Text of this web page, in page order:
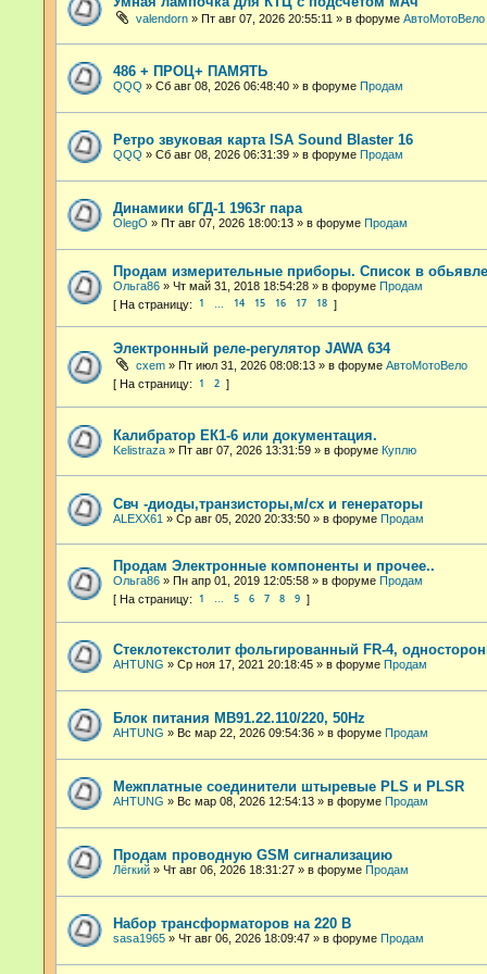
valendorn » Пт авг 07, 2026 20:55:11 » в форуме АвтоМотоВело
486 + ПРОЦ+ ПАМЯТЬ
QQQ » Сб авг 08, 2026 06:48:40 » в форуме Продам
Ретро звуковая карта ISA Sound Blaster 16
QQQ » Сб авг 08, 2026 06:31:39 » в форуме Продам
Динамики 6ГД-1 1963г пара
OlegO » Пт авг 07, 2026 18:00:13 » в форуме Продам
Продам измерительные приборы. Список в
Ольга86 » Чт май 31, 2018 18:54:28 » в форуме Продам
1 14 15 16 17 18
Электронный реле-регулятор JAWA 634
cxem » Пт июл 31, 2026 08:08:13 » в форуме АвтоМотоВело
1 2
Калибратор ЕК1-6 или документация.
Kelistraza » Пт авг 07, 2026 13:31:59 » в форуме Куплю
Свч -диоды,транзисторы,м/сх и генераторы
ALEXX61 » Ср авг 05, 2020 20:33:50 » в форуме Продам
Продам Электронные компоненты и прочее..
Ольга86 » Пн апр 01, 2019 12:05:58 » в форуме Продам
1 … 5 6 7 8 9
Стеклотекстолит фольгированный FR-4,
AHTUNG » Ср ноя 17, 2021 20:18:45 » в форуме Продам
Блок питания МВ91.22.110/220, 50Hz
AHTUNG » Вс мар 22, 2026 09:54:36 » в форуме Продам
Межплатные соединители штыревые PLS и PLSR
AHTUNG » Вс мар 08, 2026 12:54:13 » в форуме Продам
Продам проводную GSM сигнализацию
Лёгкий » Чт авг 06, 2026 18:31:27 » в форуме Продам
Набор трансформаторов на 220 В
sasa1965 » Чт авг 06, 2026 18:09:47 » в форуме Продам